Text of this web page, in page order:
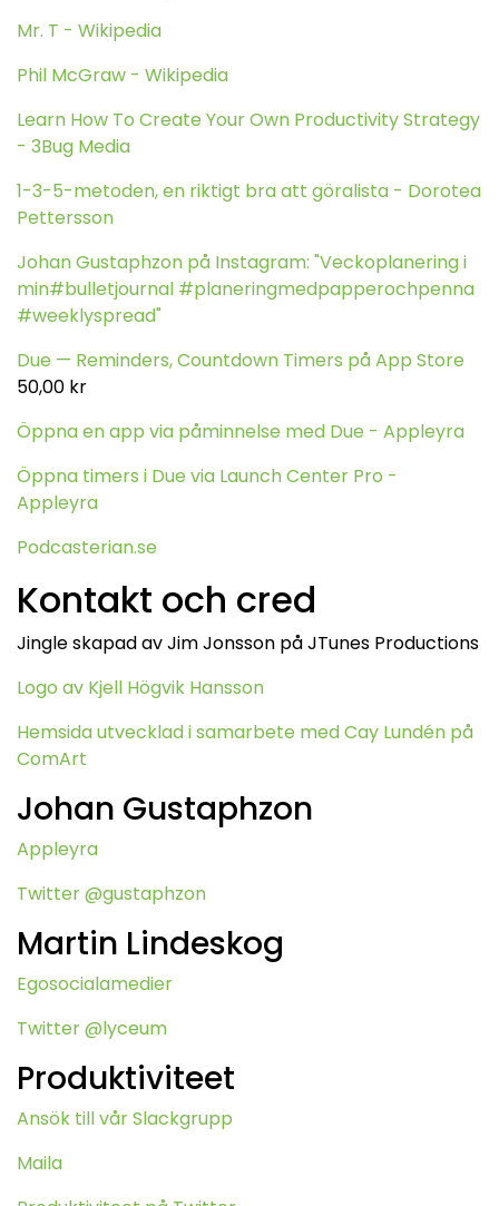
Mr. T - Wikipedia
Phil McGraw - Wikipedia
Learn How To Create Your Own Productivity Strategy
- 3Bug Media
1-3-5-metoden, en riktigt bra att göralista - Dorotea
Pettersson
Johan Gustaphzon på Instagram: "Veckoplanering i
min#bulletjournal #planeringmedpapperochpenna
#weeklyspread"
Due — Reminders, Countdown Timers på App Store
50,00 kr
Öppna en app via påminnelse med Due - Appleyra
Öppna timers i Due via Launch Center Pro -
Appleyra
Podcasterian.se
Kontakt och cred
Jingle skapad av Jim Jonsson på JTunes Productions
Logo av Kjell Högvik Hansson
Hemsida utvecklad i samarbete med Cay Lundén på
ComArt
Johan Gustaphzon
Appleyra
Twitter @gustaphzon
Martin Lindeskog
Egosocialamedier
Twitter @lyceum
Produktiviteet
Ansök till vår Slackgrupp
Maila